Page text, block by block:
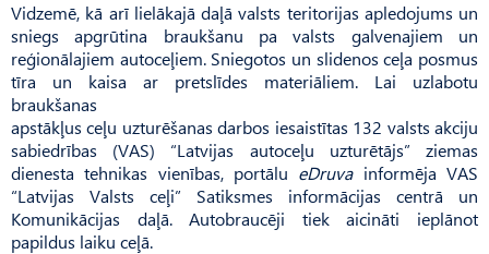
Vidzemē, kā arī lielākajā daļā valsts teritorijas apledojums un
sniegs apgrūtina braukšanu pa valsts galvenajiem un
reģionālajiem autoceļiem. Sniegotos un slidenos ceļa posmus
tīra un kaisa ar pretslīdes materiāliem. Lai uzlabotu
braukšanas
apstākļus ceļu uzturēšanas darbos iesaistītas 132 valsts akciju
sabiedrības (VAS) “Latvijas autoceļu uzturētājs” ziemas
dienesta tehnikas vienības, portālu eDruvainformēja VAS
“Latvijas Valsts ceļi” Satiksmes informācijas centrā un
Komunikācijas daļā. Autobraucēji tiek aicināti ieplānot
papildus laiku ceļā.